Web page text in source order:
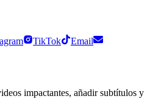
TikTok Email
impactantes, añadir subtítulos y